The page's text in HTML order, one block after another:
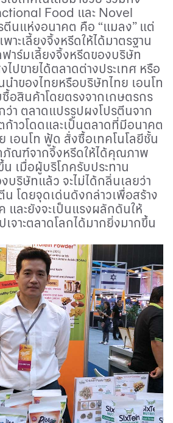
Food และ Novel
ตีนแห่งอนาคต คือ “แมลง” แต่
าะเลี้ยงจิ้งหรีดให้ได้มาตรฐาน
ฟาร์มเลี้ยงจิ้งหรีดของบริษัท
ปขายได้ตลาดต่างประเทศ หรือ
นำของไทยหรือบริษัทไทย เอนโท
อสินค้าโดยตรงจากเกษตรกร
ว่า ตลาดแปรรูปผงโปรตีนจาก
ก้าวโดดและเป็นตลาดที่มีอนาคต
เอนโท ฟู้ด สั่งซื้อเทคโนโลยีชั้น
ณฑ์จากจิ้งหรีดให้ได้คุณภาพ
เมื่อผู้บริโภครับประทาน
ริษัทแล้ว จะไม่ได้กลิ่นเลยว่า
น โดยจุดเด่นดังกล่าวเพื่อสร้าง
และยังจะเป็นแรงผลักดันให้
เจาะตลาดโลกได้มากยิ่งมากขึ้น